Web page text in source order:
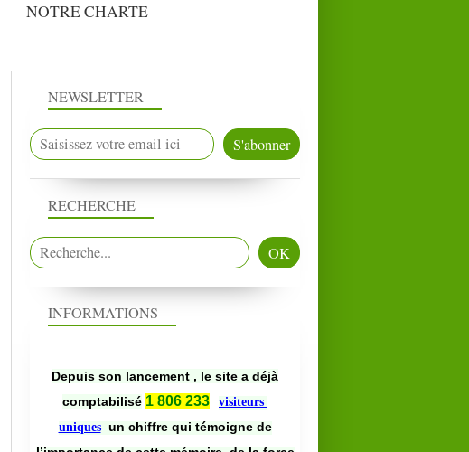
NOTRE CHARTE
NEWSLETTER
RECHERCHE
INFORMATIONS
Depuis son lancement , le site a déjà
comptabilisé 1 806 233
visiteurs
uniques un chiffre qui témoigne de